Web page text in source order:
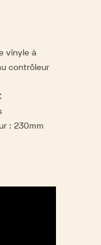
vinyle à
contrôleur
: 230mm